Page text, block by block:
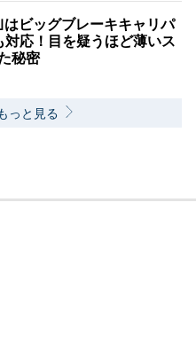
はビッグブレーキキャリパ
対応！目を疑うほど薄いス
秘密
っと見る